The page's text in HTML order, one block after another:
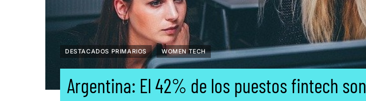
DESTACADOS PRIMARIOS WOMEN TECH
Argentina: El 42% de los puestos fintech son